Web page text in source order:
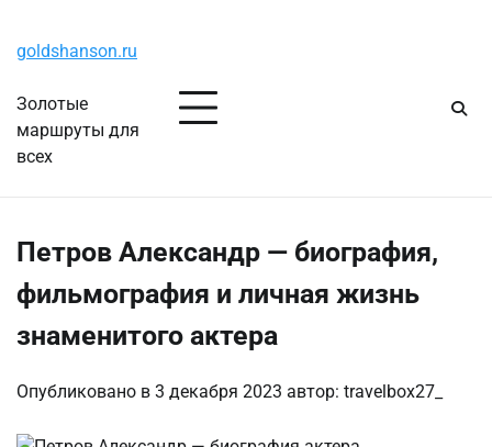
содержимому
goldshanson.ru
Золотые
маршруты для
всех
Петров Александр — биография,
фильмография и личная жизнь
знаменитого актера
Опубликовано в 3 декабря 2023 автор: travelbox27_